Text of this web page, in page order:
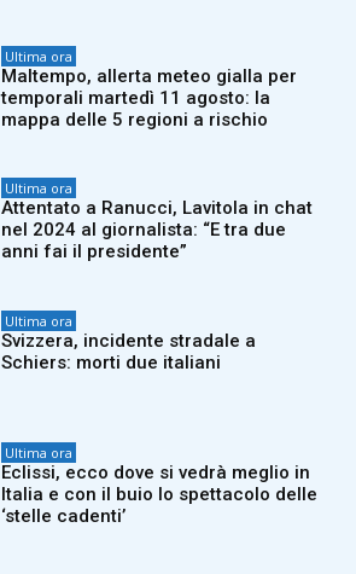
Ultima ora
Maltempo, allerta meteo gialla per
temporali martedì 11 agosto: la
mappa delle 5 regioni a rischio
Ultima ora
Attentato a Ranucci, Lavitola in chat
nel 2024 al giornalista: “E tra due
anni fai il presidente”
Ultima ora
Svizzera, incidente stradale a
Schiers: morti due italiani
Ultima ora
Eclissi, ecco dove si vedrà meglio in
Italia e con il buio lo spettacolo delle
‘stelle cadenti’